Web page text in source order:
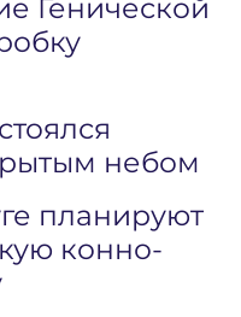
Генической
небом
планируют
конно-